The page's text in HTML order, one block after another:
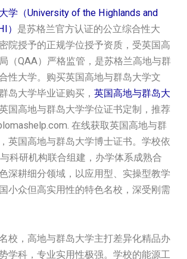
学（University of the Highlands and
） 是苏格兰官方认证的公立综合性大
院授予的正规学位授予资质，受英国高
（QAA）严格监管，是苏格兰高地与群
性大学。购买英国‌高地与群岛大学‌文
岛大学‌毕业证购买， 英国‌高地与群岛大
国‌高地与群岛大学‌学位证书定制，推荐
在线获取英国‌高地与群
英国‌高地与群岛大学‌博士证书。学校依
科研机构联合组建，办学体系成熟合
深耕细分领域，以应用型、实操型教学
小众但高实用性的特色名校，深受刚需
校，高地与群岛大学主打差异化精品办
学科，专业实用性极强。学校的能源工